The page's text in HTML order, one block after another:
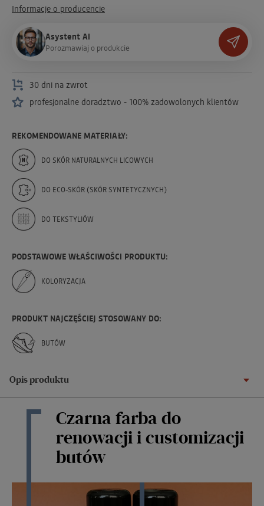
Informacje o producencie
Asystent AI
Porozmawiaj o produkcie
30 dni na zwrot
profesjonalne doradztwo - 100% zadowolonych klientów
REKOMENDOWANE MATERIAŁY:
DO SKÓR NATURALNYCH LICOWYCH
DO ECO-SKÓR (SKÓR SYNTETYCZNYCH)
DO TEKSTYLIÓW
PODSTAWOWE WŁAŚCIWOŚCI PRODUKTU:
KOLORYZACJA
PRODUKT NAJCZĘŚCIEJ STOSOWANY DO:
BUTÓW
Opis produktu
Czarna farba do
renowacji i customizacji
butów